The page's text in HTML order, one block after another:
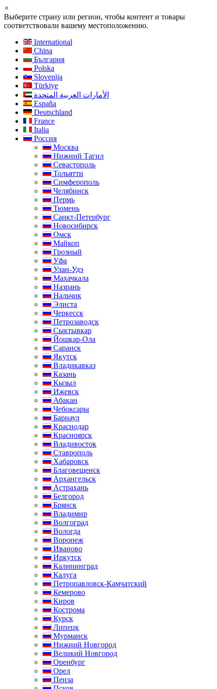
×
Выберите страну или регион, чтобы контент и товары
соответствовали вашему местоположению.
International
China
България
Polska
Slovenija
Türkiye
الأمارات العربية المتحدة
España
Deutschland
France
Italia
Россия
Москва
Нижний Тагил
Севастополь
Тольятти
Симферополь
Челябинск
Пермь
Тюмень
Санкт-Петербург
Новосибирск
Омск
Майкоп
Грозный
Уфа
Улан-Удэ
Махачкала
Назрань
Нальчик
Элиста
Черкесск
Петрозаводск
Сыктывкар
Йошкар-Ола
Саранск
Якутск
Владикавказ
Казань
Кызыл
Ижевск
Абакан
Чебоксары
Барнаул
Краснодар
Красноярск
Владивосток
Ставрополь
Хабаровск
Благовещенск
Архангельск
Астрахань
Белгород
Брянск
Владимир
Волгоград
Вологда
Воронеж
Иваново
Иркутск
Калининград
Калуга
Петропавловск-Камчатский
Кемерово
Киров
Кострома
Курск
Липецк
Мурманск
Нижний Новгород
Великий Новгород
Оренбург
Орел
Пенза